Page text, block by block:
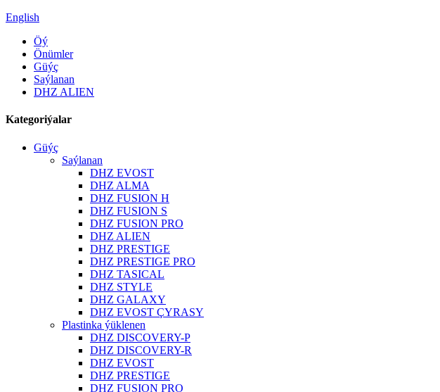
English
Öý
Önümler
Güýç
Saýlanan
DHZ ALIEN
Kategoriýalar
Güýç
Saýlanan
DHZ EVOST
DHZ ALMA
DHZ FUSION H
DHZ FUSION S
DHZ FUSION PRO
DHZ ALIEN
DHZ PRESTIGE
DHZ PRESTIGE PRO
DHZ TASICAL
DHZ STYLE
DHZ GALAXY
DHZ EVOST ÇYRASY
Plastinka ýüklenen
DHZ DISCOVERY-P
DHZ DISCOVERY-R
DHZ EVOST
DHZ PRESTIGE
DHZ FUSION PRO